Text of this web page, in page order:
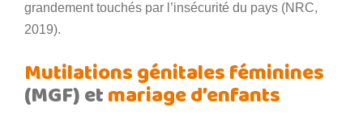
grandement touchés par l’insécurité du pays (NRC,
2019).
Mutilations génitales féminines
(MGF) etmariage d’enfants